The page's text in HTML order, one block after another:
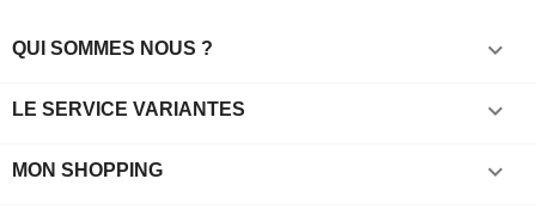
QUI SOMMES NOUS ? 
LE SERVICE VARIANTES 
MON SHOPPING 